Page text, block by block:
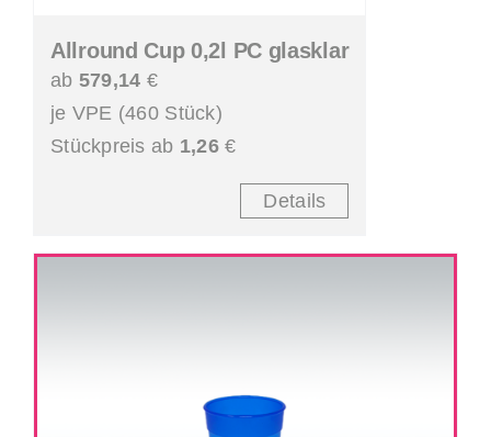
Allround Cup 0,2l PC glasklar
ab 579,14 €
je VPE (460 Stück)
Stückpreis ab 1,26€
Details